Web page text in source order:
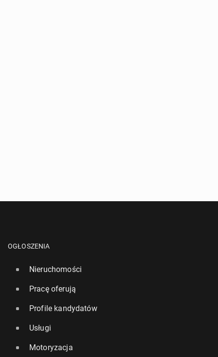
OGŁOSZENIA
Nieruchomości
Pracę oferują
Profile kandydatów
Usługi
Motoryzacja